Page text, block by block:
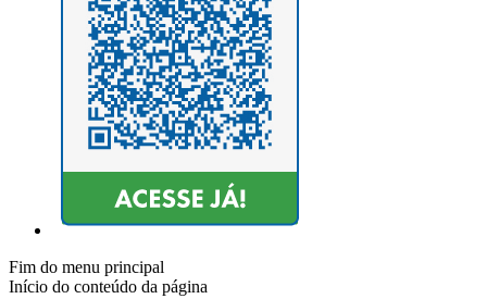
Fim do menu principal
Início do conteúdo da página